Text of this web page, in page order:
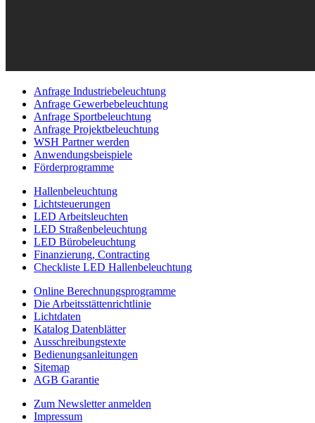
Anfrage Industriebeleuchtung
Anfrage Gewerbebeleuchtung
Anfrage Sportbeleuchtung
Anfrage Projektbeleuchtung
WSH Partner werden
Anwendungsbeispiele
Förderprogramme
Hallenbeleuchtung
Lichtsteuerungen
LED Arbeitsleuchten
LED Straßenbeleuchtung
LED Bürobeleuchtung
Finanzierung, Contracting
Checkliste LED Hallenbeleuchtung
Online Berechnungsprogramme
Die Arbeitsstättenrichtlinie
Lichtdaten
Katalog Datenblätter
Ausschreibungstexte
Bedienungsanleitungen
Sitemap
AGB Garantie
Zum Newsletter anmelden
Impressum